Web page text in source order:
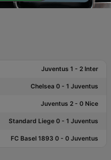
Juventus 1 - 2 Inter
Chelsea 0 - 1 Juventus
Juventus 2 - 0 Nice
Standard Liege 0 - 1 Juventus
FC Basel 1893 0 - 0 Juventus